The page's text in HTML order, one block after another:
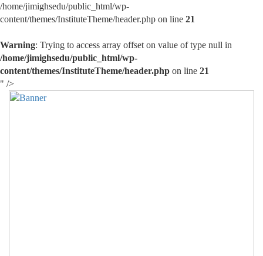
/home/jimighsedu/public_html/wp-
content/themes/InstituteTheme/header.php on line 21
Warning: Trying to access array offset on value of type null in
/home/jimighsedu/public_html/wp-
content/themes/InstituteTheme/header.php on line 21
" />